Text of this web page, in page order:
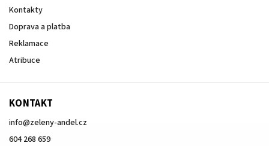
Kontakty
Doprava a platba
Reklamace
Atribuce
KONTAKT
info@zeleny-andel.cz
604 268 659